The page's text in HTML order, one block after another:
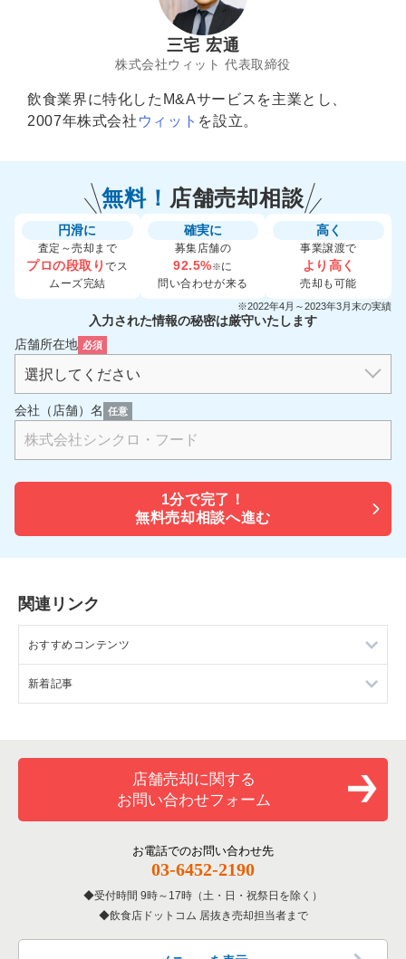
三宅 宏通
株式会社ウィット 代表取締役
飲食業界に特化したM&Aサービスを主業とし、
2007年株式会社 ウィット を設立。
無料！ 店舗売却相談
円滑に
査定～売却まで
プロの段取りでス
ムーズ完結
確実に
募集店舗の
92.5%※に
問い合わせが来る
高く
事業譲渡で
より高く
売却も可能
※2022年4月～2023年3月末の実績
入力された情報の秘密は厳守いたします
店舗所在地 必須
会社（店舗）名 任意
1分で完了！
無料売却相談へ進む
関連リンク
おすすめコンテンツ
売却支援サービスについて
飲食店の店舗売却事例
飲食店の居抜き売却物件の案件一覧
首都圏の譲渡額相場を知る
新着記事
造作譲渡とは？メリットや相場、退去費用を大幅に抑える手順
みと負担をゼロに近づける解決策
記事一覧はこちら
店舗売却に関する
お問い合わせフォーム
お電話でのお問い合わせ先
03-6452-2190
受付時間 9時～17時（土・日・祝祭日を除く）
飲食店ドットコム 居抜き売却担当者まで